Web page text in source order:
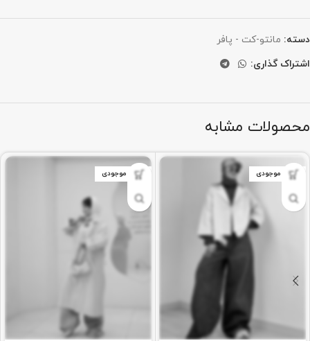
دسته: مانتو-کت - پافر
اشتراک گذاری:
محصولات مشابه
اتمام موجودی اتمام موجودی